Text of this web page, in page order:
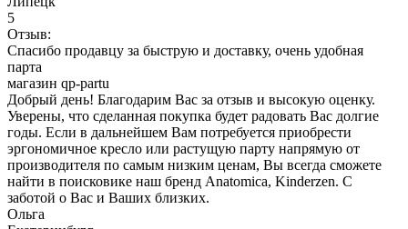
5
Отзыв:
Спасибо продавцу за быструю и доставку, очень удобная
парта
магазин qp-partu
Добрый день! Благодарим Вас за отзыв и высокую оценку.
Уверены, что сделанная покупка будет радовать Вас долгие
годы. Если в дальнейшем Вам потребуется приобрести
эргономичное кресло или растущую парту напрямую от
производителя по самым низким ценам, Вы всегда сможете
найти в поисковике наш бренд Anatomica, Kinderzen. С
заботой о Вас и Ваших близких.
Ольга